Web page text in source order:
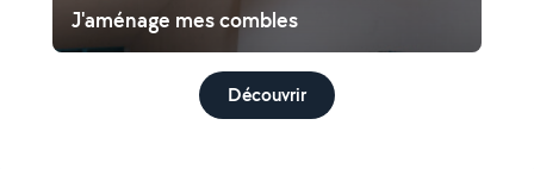
J'aménage mes combles
Découvrir